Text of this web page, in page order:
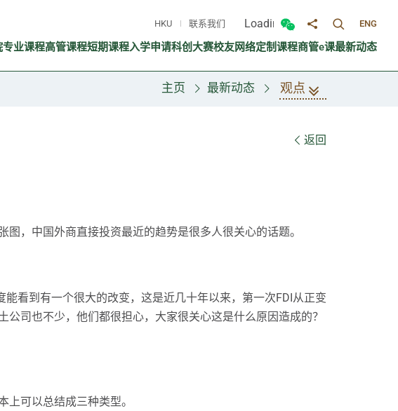
HKU 联系我们 Loading...
切换微信面板
分享至切换搜寻面
ENG
专业课程高管课程短期课程入学申请科创大赛校友网络定制课程商管e课最新动态
主页 最新动态 观点
返回
，中国外商直接投资最近的趋势是很多人很关心的话题。
看到有一个很大的改变，这是近几十年以来，第一次FDI从正变
司也不少，他们都很担心，大家很关心这是什么原因造成的？
可以总结成三种类型。